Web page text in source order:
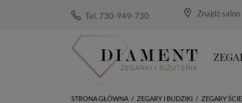
Tel. 730-949-730 Znajdź salon
STRONA GŁÓWNA / ZEGARY I BUDZIKI / ZEGARY